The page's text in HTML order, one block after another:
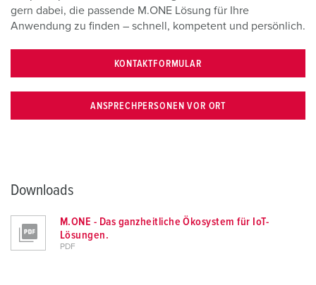
gern dabei, die passende M.ONE Lösung für Ihre
Anwendung zu finden – schnell, kompetent und persönlich.
KONTAKTFORMULAR
ANSPRECHPERSONEN VOR ORT
Downloads
M.ONE - Das ganzheitliche Ökosystem für IoT-
Lösungen.
PDF